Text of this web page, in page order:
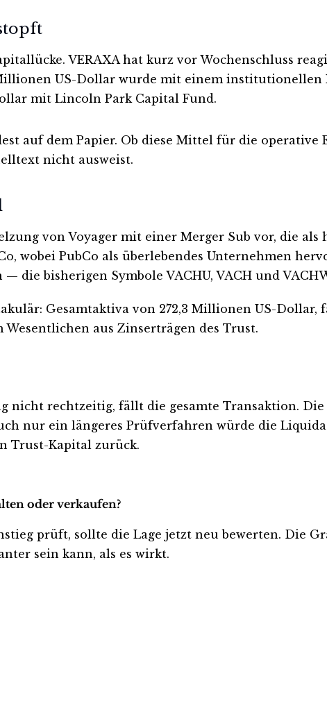
VERAXA hat kurz vor Wochenschluss
US-Dollar wurde mit einem
mit Lincoln Park Capital Fund.
auf dem Papier. Ob diese Mittel für die operative
nicht ausweist.
von Voyager mit einer Merger Sub vor, die
wobei PubCo als überlebendes Unternehmen
die bisherigen Symbole VACHU, VACH und
Gesamtaktiva von 272,3 Millionen US-
aus Zinserträgen des Trust.
nicht rechtzeitig, fällt die gesamte Transaktion.
nur ein längeres Prüfverfahren würde die
Trust-Kapital zurück.
oder verkaufen?
prüft, sollte die Lage jetzt neu bewerten. Die
sein kann, als es wirkt.